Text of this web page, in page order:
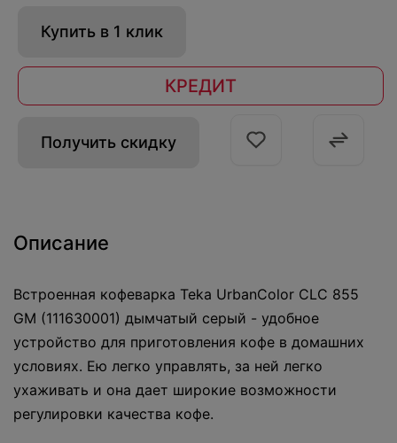
Купить в 1 клик
КРЕДИТ
Получить скидку
Описание
Встроенная кофеварка Teka UrbanColor CLC 855
GM (111630001) дымчатый серый - удобное
устройство для приготовления кофе в домашних
условиях. Ею легко управлять, за ней легко
ухаживать и она дает широкие возможности
регулировки качества кофе.